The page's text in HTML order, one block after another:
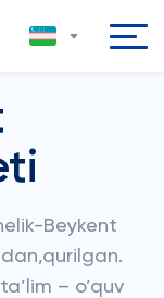
Beykent
– o’quv